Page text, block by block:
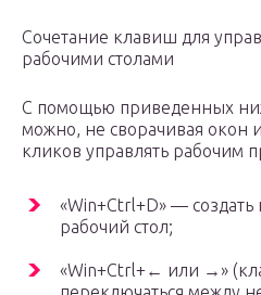
Сочетание клавиш для
рабочими столами
С помощью приведенных
можно, не сворачивая окон
кликов управлять рабочим
«Win+Ctrl+D» —
рабочий стол;
«Win+Ctrl+← или →»